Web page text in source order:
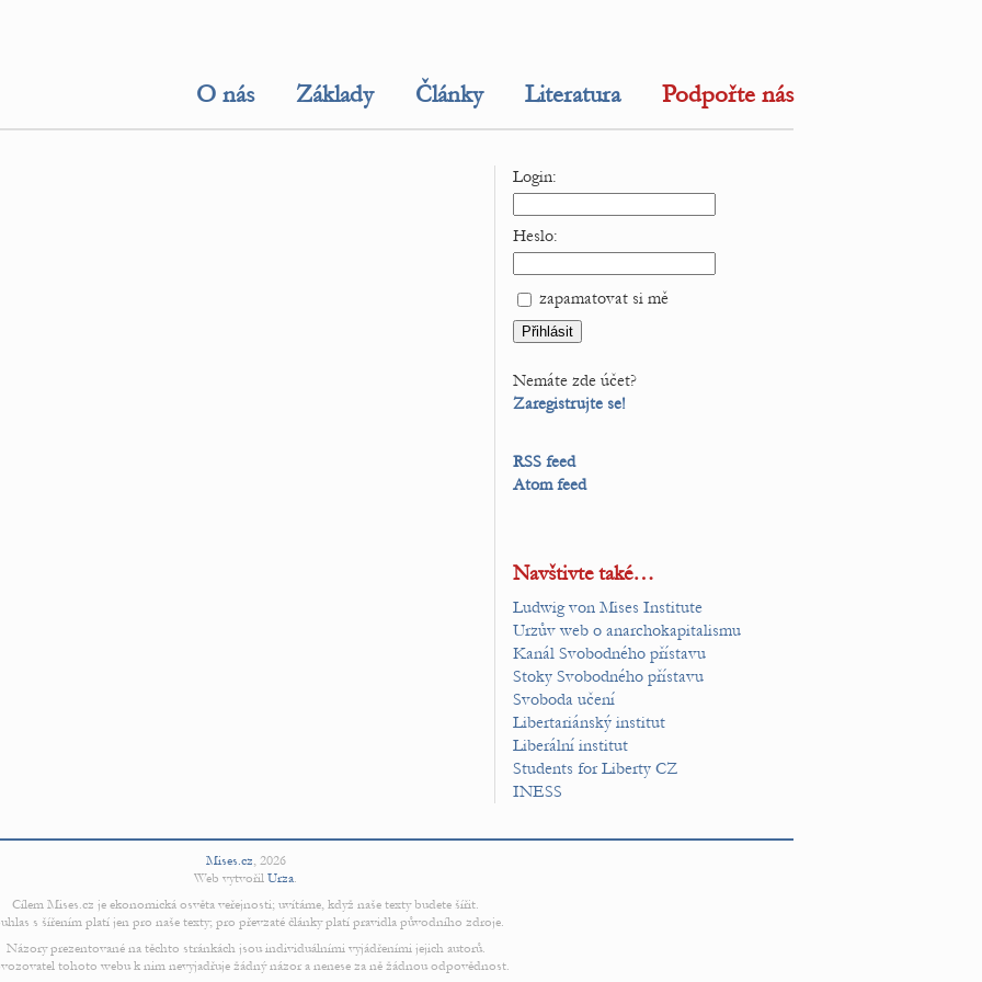
O nás Základy Články Literatura Podpořte nás
Login:
Heslo:
zapamatovat si mě
Nemáte zde účet?
Zaregistrujte se!
RSS feed
Atom feed
Navštivte také…
Ludwig von Mises Institute
Urzův web o anarchokapitalismu
Kanál Svobodného přístavu
Stoky Svobodného přístavu
Svoboda učení
Libertariánský institut
Liberální institut
Students for Liberty CZ
INESS
Mises.cz, 2026
Web vytvořil Urza.
Cílem Mises.cz je ekonomická osvěta veřejnosti; uvítáme, když naše texty budete šířit.
s šířením platí jen pro naše texty; pro převzaté články platí pravidla původního zdroje.
Názory prezentované na těchto stránkách jsou individuálními vyjádřeními jejich autorů.
tohoto webu k nim nevyjadřuje žádný názor a nenese za ně žádnou odpovědnost.